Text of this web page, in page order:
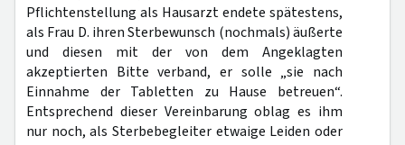
Pflichtenstellung als Hausarzt endete spätestens,
als Frau D. ihren Sterbewunsch (nochmals) äußerte
und diesen mit der von dem Angeklagten
akzeptierten Bitte verband, er solle „sie nach
Einnahme der Tabletten zu Hause betreuen“.
Entsprechend dieser Vereinbarung oblag es ihm
nur noch, als Sterbebegleiter etwaige Leiden oder